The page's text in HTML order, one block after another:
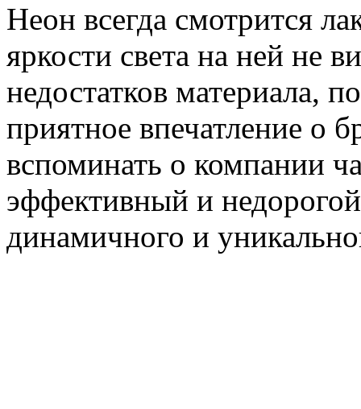
Неон всегда смотрится
яркости света на ней не
недостатков материала,
приятное впечатление о
вспоминать о компании
эффективный и
динамичного и